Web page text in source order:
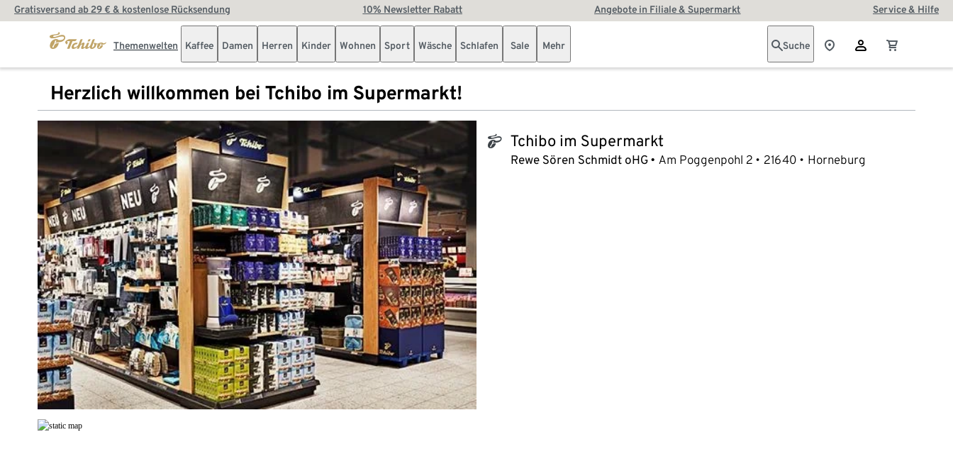
Gratisversand ab 29 € & kostenlose Rücksendung 10% Newsletter Rabatt Angebote in Filiale & Supermarkt Service & Hilfe
Themenwelten Kaffee Damen Herren Kinder Wohnen Sport Wäsche Schlafen Sale Mehr Suche
Herzlich willkommen bei Tchibo im Supermarkt!
tchibo_logo Tchibo im Supermarkt
Rewe Sören Schmidt oHG Am Poggenpohl 2 21640 Horneburg